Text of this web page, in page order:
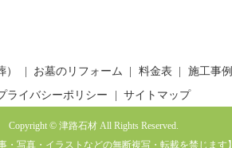
お墓のリフォーム 料金表 施工事例
ライバシーポリシー
サイトマップ
Copyright © 津路石材 All Rights Reserved.
・写真・イラストなどの無断複写・転載を禁じます】